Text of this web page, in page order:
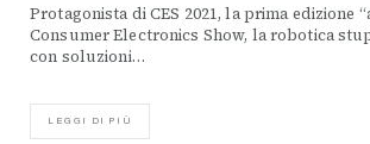
Protagonista di CES 2021, la prima edizione
Consumer Electronics Show, la robotica
con soluzioni…
LEGGI DI PIÙ